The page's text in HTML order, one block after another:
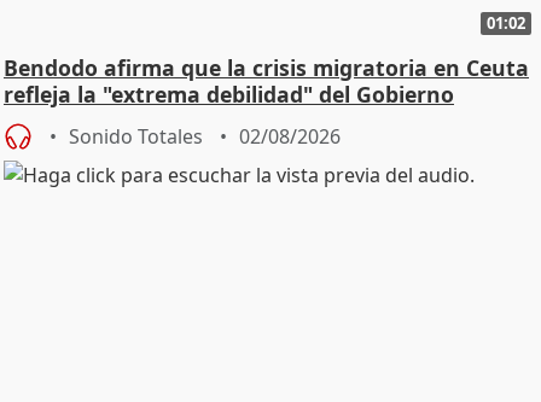
01:02
Bendodo afirma que la crisis migratoria en Ceuta
refleja la "extrema debilidad" del Gobierno
Sonido Totales 02/08/2026